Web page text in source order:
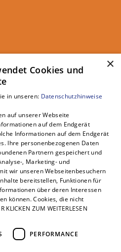
×
Cookies und
in unseren: Datenschutzhinweise
auf unserer Webseite
auf dem Endgerät
Informationen auf dem Endgerät
Ihre personenbezogenen Daten
Partnern gespeichert und
, Marketing- und
wir unseren Webseitenbesuchern
bereitstellen, Funktionen für
über deren Interessen
können. Cookies, die nicht
ZUM WEITERLESEN
PERFORMANCE